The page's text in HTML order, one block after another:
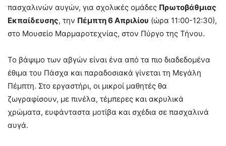
πασχαλινών αυγών, για σχολικές ομάδες Πρωτοβάθμιας
Εκπαίδευσης, την Πέμπτη 6 Απριλίου (ώρα 11:00-12:30),
στο Μουσείο Μαρμαροτεχνίας, στον Πύργο της Τήνου.
Το βάψιμο των αβγών είναι ένα από τα πιο διαδεδομένα
έθιμα του Πάσχα και παραδοσιακά γίνεται τη Μεγάλη
Πέμπτη. Στο εργαστήρι, οι μικροί μαθητές θα
ζωγραφίσουν, με πινέλα, τέμπερες και ακρυλικά
χρώματα, ευφάνταστα μοτίβα και σχέδια σε πασχαλινά
αυγά.